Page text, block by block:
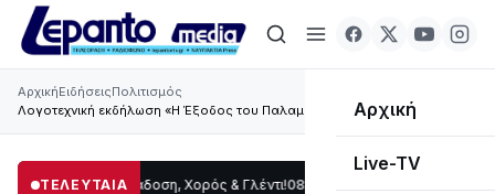
Αρχική
Live-TV
ΑρχικήΕιδήσειςΠολιτισμός
Λογοτεχνική εκδήλωση «Η Έξοδος του Παλαμά» στο Μεσολόγγι
ΤΕΛΕΥΤΑΙΑ
Παράδοση, Χορός & Γλέντι! 08:41 ΤΟ ΠΑΡΤΥ ΣΥΝΕΧΙΖΕΤΑΙ…